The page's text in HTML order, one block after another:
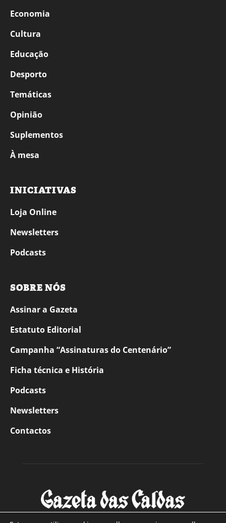
Economia
Cultura
Educação
Desporto
Temáticas
Opinião
Suplementos
À mesa
INICIATIVAS
Loja Online
Newsletters
Podcasts
SOBRE NÓS
Assinar a Gazeta
Estatuto Editorial
Campanha “Assinaturas do Centenário”
Ficha técnica e História
Podcasts
Newsletters
Contactos